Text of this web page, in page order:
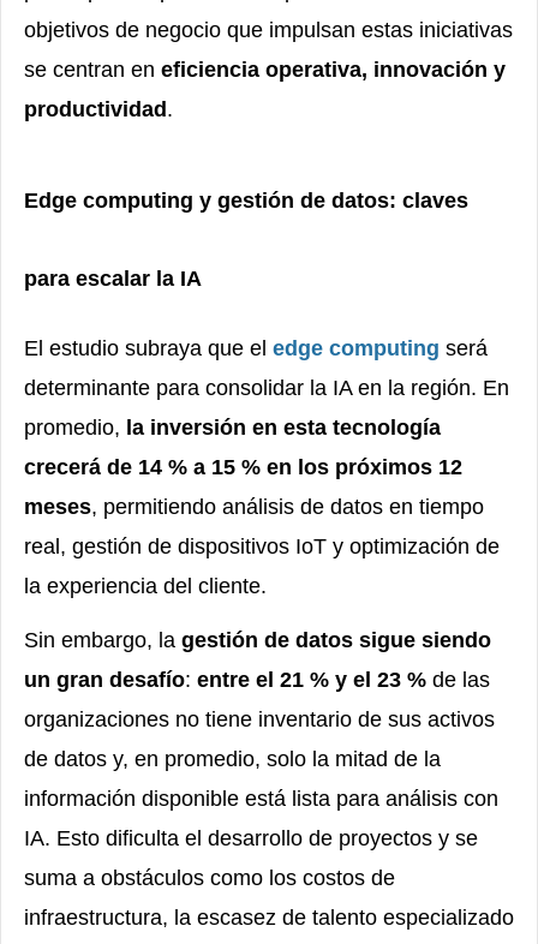
objetivos de negocio que impulsan estas iniciativas
se centran en eficiencia operativa, innovación y
productividad .
Edge computing y gestión de datos: claves
para escalar la IA
El estudio subraya que el edge computing será
determinante para consolidar la IA en la región. En
promedio, la inversión en esta tecnología
crecerá de 14 % a 15 % en los próximos 12
meses, permitiendo análisis de datos en tiempo
real, gestión de dispositivos IoT y optimización de
la experiencia del cliente.
Sin embargo, la gestión de datos sigue siendo
un gran desafío: entre el 21 % y el 23 % de las
organizaciones no tiene inventario de sus activos
de datos y, en promedio, solo la mitad de la
información disponible está lista para análisis con
IA. Esto dificulta el desarrollo de proyectos y se
suma a obstáculos como los costos de
infraestructura, la escasez de talento especializado